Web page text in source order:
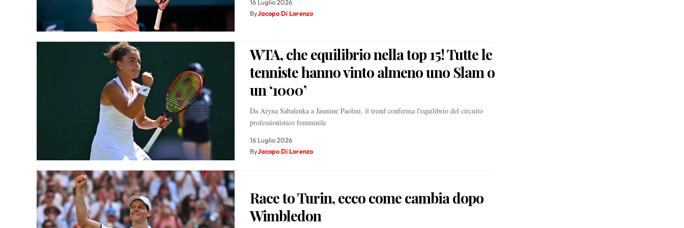
16 Luglio 2026
ByJacopo Di Lorenzo
WTA, che equilibrio nella top 15! Tutte le
tenniste hanno vinto almeno uno Slam o
un ‘1000’
Da Aryna Sabalenka a Jasmine Paolini, il trend conferma l'equilibrio del circuito
professionistico femminile
16 Luglio 2026
ByJacopo Di Lorenzo
Race to Turin, ecco come cambia dopo
Wimbledon